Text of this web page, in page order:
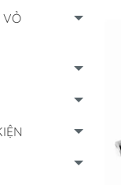
VỎ